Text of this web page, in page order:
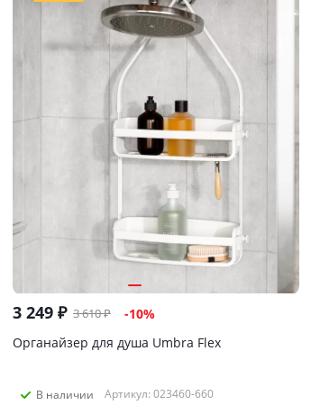
3 249 ₽ 3 610₽ -10%
Органайзер для душа Umbra Flex
В наличии Артикул: 023460-660